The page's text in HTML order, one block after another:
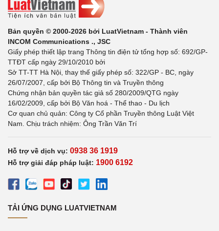
Bản quyền © 2000-2026 bởi LuatVietnam - Thành viên
INCOM Communications ., JSC
Giấy phép thiết lập trang Thông tin điện tử tổng hợp số: 692/GP-
TTĐT cấp ngày 29/10/2010 bởi
Sở TT-TT Hà Nội, thay thế giấy phép số: 322/GP - BC, ngày
26/07/2007, cấp bởi Bộ Thông tin và Truyền thông
Chứng nhận bản quyền tác giả số 280/2009/QTG ngày
16/02/2009, cấp bởi Bộ Văn hoá - Thể thao - Du lịch
Cơ quan chủ quản: Công ty Cổ phần Truyền thông Luật Việt
Nam. Chịu trách nhiệm: Ông Trần Văn Trí
Hỗ trợ về dịch vụ: 0938 36 1919
Hỗ trợ giải đáp pháp luật: 1900 6192
TẢI ỨNG DỤNG LUATVIETNAM